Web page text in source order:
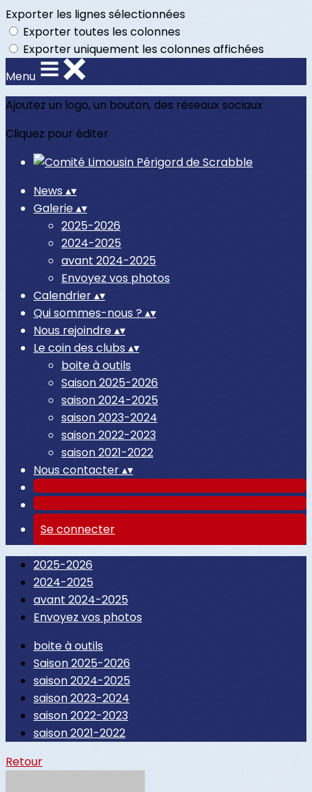
Exporter les lignes sélectionnées
Exporter toutes les colonnes
Exporter uniquement les colonnes affichées
Menu
Ajoutez un logo, un bouton, des réseaux sociaux
Cliquez pour éditer
News ▴▾
Galerie▴▾
2025-2026
2024-2025
avant 2024-2025
Envoyez vos photos
Calendrier▴▾
Qui sommes-nous ? ▴▾
Nous rejoindre▴▾
Le coin des clubs ▴▾
boite à outils
Saison 2025-2026
saison 2024-2025
saison 2023-2024
saison 2022-2023
saison 2021-2022
Nous contacter▴▾
Se connecter
2025-2026
2024-2025
avant 2024-2025
Envoyez vos photos
boite à outils
Saison 2025-2026
saison 2024-2025
saison 2023-2024
saison 2022-2023
saison 2021-2022
Retour